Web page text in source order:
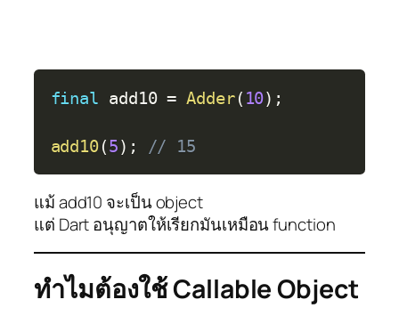
final add10 = Adder( 10) ;
add10(5) ; // 15
แม้ add10 จะเป็น object
แต่ Dart อนุญาตให้เรียกมันเหมือน function
ทำไมต้องใช้Callable Object